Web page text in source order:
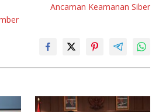
Ancaman Keamanan Siber